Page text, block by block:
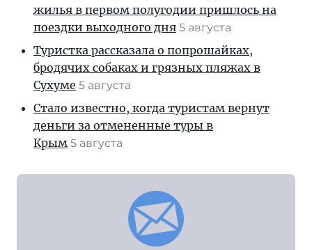
жилья в первом полугодии пришлось на
поездки выходного дня 5 августа
Туристка рассказала о попрошайках,
бродячих собаках и грязных пляжах в
Сухуме 5 августа
Стало известно, когда туристам вернут
деньги за отмененные туры в
Крым 5 августа